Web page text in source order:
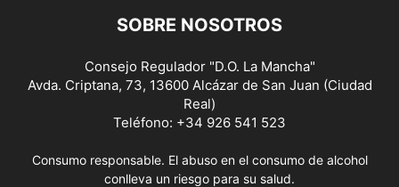
SOBRE NOSOTROS
Consejo Regulador "D.O. La Mancha"
Avda. Criptana, 73, 13600 Alcázar de San Juan (Ciudad
Real)
Teléfono: +34 926 541 523
Consumo responsable. El abuso en el consumo de alcohol
conlleva un riesgo para su salud.